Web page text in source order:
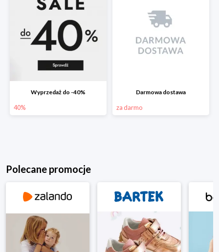
Wyprzedaż do -40%
40%
Darmowa dostawa
za darmo
Polecane promocje